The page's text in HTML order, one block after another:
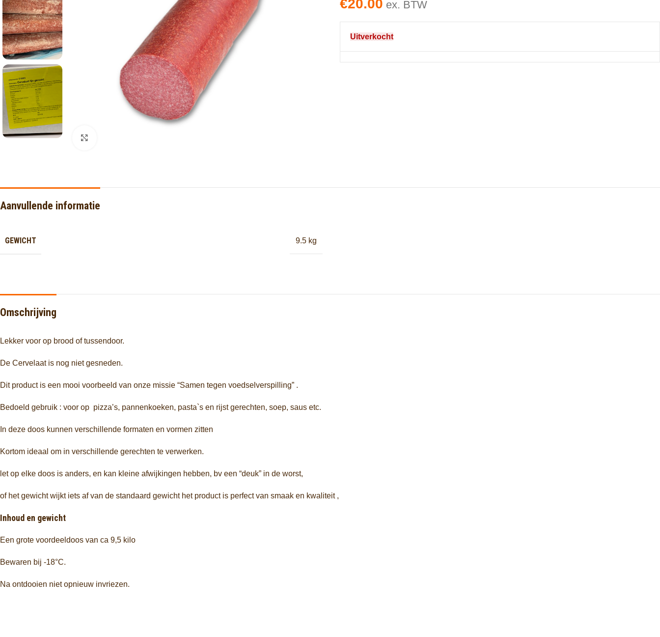
€20.00 ex. BTW
Uitverkocht
Aanvullende informatie
GEWICHT 9.5 kg
Omschrijving
Lekker voor op brood of tussendoor.
De Cervelaat is nog niet gesneden.
Dit product is een mooi voorbeeld van onze missie “Samen tegen voedselverspilling” .
Bedoeld gebruik : voor op pizza’s, pannenkoeken, pasta`s en rijst gerechten, soep, saus etc.
In deze doos kunnen verschillende formaten en vormen zitten
Kortom ideaal om in verschillende gerechten te verwerken.
let op elke doos is anders, en kan kleine afwijkingen hebben, bv een “deuk” in de worst,
of het gewicht wijkt iets af van de standaard gewicht het product is perfect van smaak en kwaliteit ,
Inhoud en gewicht
Een grote voordeeldoos van ca 9,5 kilo
Bewaren bij -18°C.
Na ontdooien niet opnieuw invriezen.